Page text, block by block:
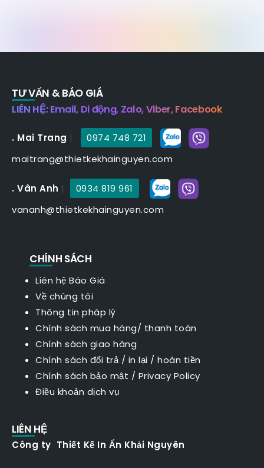
TƯ VẤN & BÁO GIÁ
LIÊN HỆ: Email, Di động, Zalo, Viber, Facebook
. Mai Trang |
0974 748 721
maitrang@thietkekhainguyen.com
. Vân Anh |
0934 819 961
vananh@thietkekhainguyen.com
CHÍNH SÁCH
Liên hệ Báo Giá
Về chúng tôi
Thông tin pháp lý
Chính sách mua hàng/ thanh toán
Chính sách giao hàng
Chính sách đổi trả / in lại / hoàn tiền
Chính sách bảo mật / Privacy Policy
Điều khoản dịch vụ
LIÊN HỆ
Công ty Thiết Kế In Ấn Khải Nguyên